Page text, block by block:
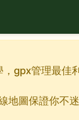
gpx管理最佳
圖保證你不